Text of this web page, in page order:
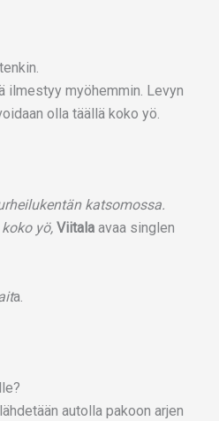
ilmestyy myöhemmin. Levyn
olla täällä koko yö.
katsomossa.
yö, Viitala avaa singlen
a.
autolla pakoon arjen